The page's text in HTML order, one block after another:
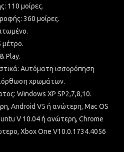
110 μοίρες.
360 μοίρες.
μέτρο.
Play.
Αυτόματη ισσορόπηση
χρωμάτων.
Windows XP SP2,7,8,10.
Android V5 ή ανώτερη, Mac OS
V 10.04 ή ανώτερη, Chrome
Xbox One V10.0.1734.4056